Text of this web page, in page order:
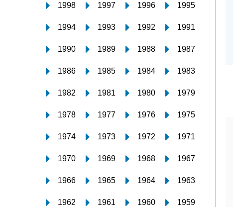
1998 1997 1996 1995
1994 1993 1992 1991
1990 1989 1988 1987
1986 1985 1984 1983
1982 1981 1980 1979
1978 1977 1976 1975
1974 1973 1972 1971
1970 1969 1968 1967
1966 1965 1964 1963
1962 1961 1960 1959